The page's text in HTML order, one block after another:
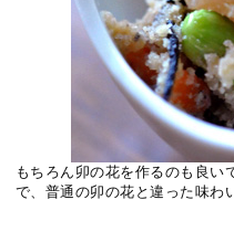
もちろん卯の花を作るのも良い
で、普通の卯の花と違った味わ